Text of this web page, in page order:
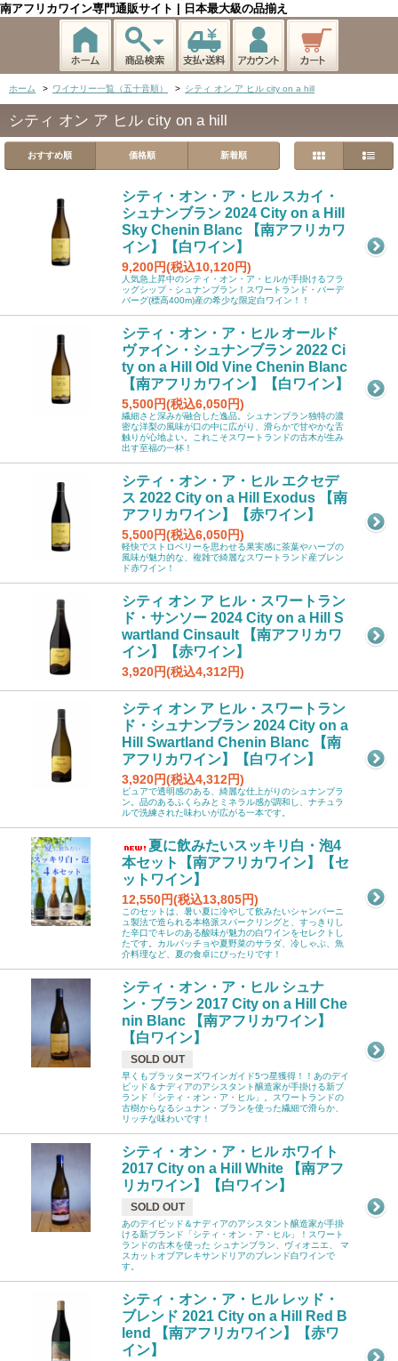
南アフリカワイン専門通販サイト | 日本最大級の品揃え
ホーム > ワイナリー一覧（五十音順） > シティ オン ア ヒル city on a hill
シティ オン ア ヒル city on a hill
おすすめ順 価格順 新着順
シティ・オン・ア・ヒル スカイ・
シュナンブラン 2024 City on a Hill
Sky Chenin Blanc 【南アフリカワ
イン】【白ワイン】
9,200円(税込10,120円)
人気急上昇中のシティ・オン・ア・ヒルが手掛けるフラ
ッグシップ・シュナンブラン！スワートランド・パーデ
バーグ(標高400m)産の希少な限定白ワイン！！
シティ・オン・ア・ヒル オールド
ヴァイン・シュナンブラン 2022 Ci
ty on a Hill Old Vine Chenin Blanc
【南アフリカワイン】【白ワイン】
5,500円(税込6,050円)
繊細さと深みが融合した逸品。シュナンブラン独特の濃
密な洋梨の風味が口の中に広がり、滑らかで甘やかな舌
触りが心地よい。これこそスワートランドの古木が生み
出す至福の一杯！
シティ・オン・ア・ヒル エクセデ
ス 2022 City on a Hill Exodus 【南
アフリカワイン】【赤ワイン】
5,500円(税込6,050円)
軽快でストロベリーを思わせる果実感に茶葉やハーブの
風味が魅力的な、複雑で綺麗なスワートランド産ブレン
ド赤ワイン！
シティ オン ア ヒル・スワートラン
ド・サンソー 2024 City on a Hill S
wartland Cinsault 【南アフリカワ
イン】【赤ワイン】
3,920円(税込4,312円)
シティ オン ア ヒル・スワートラン
ド・シュナンブラン 2024 City on a
Hill Swartland Chenin Blanc 【南
アフリカワイン】【白ワイン】
3,920円(税込4,312円)
ピュアで透明感のある、綺麗な仕上がりのシュナンブラ
ン。品のあるふくらみとミネラル感が調和し、ナチュラ
ルで洗練された味わいが広がる一本です。
夏に飲みたいスッキリ白・泡4
本セット【南アフリカワイン】【セ
ットワイン】
12,550円(税込13,805円)
このセットは、暑い夏に冷やして飲みたいシャンパーニ
ュ製法で造られる本格派スパークリングと、すっきりし
た辛口でキレのある酸味が魅力の白ワインをセレクトし
たです。カルパッチョや夏野菜のサラダ、冷しゃぶ、魚
介料理など、夏の食卓にぴったりです！
シティ・オン・ア・ヒル シュナ
ン・ブラン 2017 City on a Hill Che
nin Blanc 【南アフリカワイン】
【白ワイン】
SOLD OUT
早くもプラッターズワインガイド5つ星獲得！！あのデイ
ビッド＆ナディアのアシスタント醸造家が手掛ける新ブ
ランド「シティ・オン・ア・ヒル」。スワートランドの
古樹からなるシュナン・ブランを使った繊細で滑らか、
リッチな味わいです！
シティ・オン・ア・ヒル ホワイト
2017 City on a Hill White 【南アフ
リカワイン】【白ワイン】
SOLD OUT
あのデイビッド＆ナディアのアシスタント醸造家が手掛
ける新ブランド「シティ・オン・ア・ヒル」！スワート
ランドの古木を使った シュナンブラン、ヴィオニエ、 マ
スカットオブアレキサンドリアのブレンド白ワインで
す。
シティ・オン・ア・ヒル レッド・
ブレンド 2021 City on a Hill Red B
lend 【南アフリカワイン】【赤ワ
イン】